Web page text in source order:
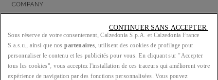
COMPANY
LEGAL/PRIVACY
Sous réserve de votre consentement, Calzedonia S.p.A. et Calzedonia France
S.a.s.u., ainsi que nospartenaires, utilisent des cookies de profilage pour
personnaliser le contenu et les publicités pour vous. En cliquant sur "Accepter
tous les cookies", vous acceptez l'installation de ces traceurs qui améliorent votre
expérience de navigation par des fonctions personnalisées. Vous pouvez
CONTINUER SANS ACCEPTER